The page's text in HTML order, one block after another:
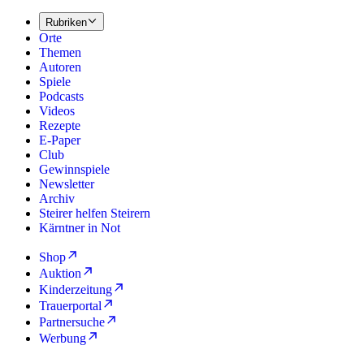
Rubriken
Orte
Themen
Autoren
Spiele
Podcasts
Videos
Rezepte
E-Paper
Club
Gewinnspiele
Newsletter
Archiv
Steirer helfen Steirern
Kärntner in Not
Shop
Auktion
Kinderzeitung
Trauerportal
Partnersuche
Werbung